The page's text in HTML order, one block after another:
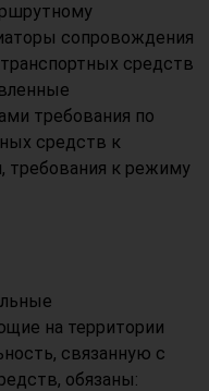
сопровождения
средств
требования по
средств к
к режиму
на территории
связанную с
обязаны: